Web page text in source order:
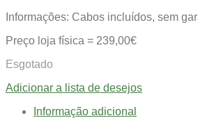
Informações: Cabos incluídos, sem
Preço loja física = 239,00€
Esgotado
Adicionar a lista de desejos
Informação adicional